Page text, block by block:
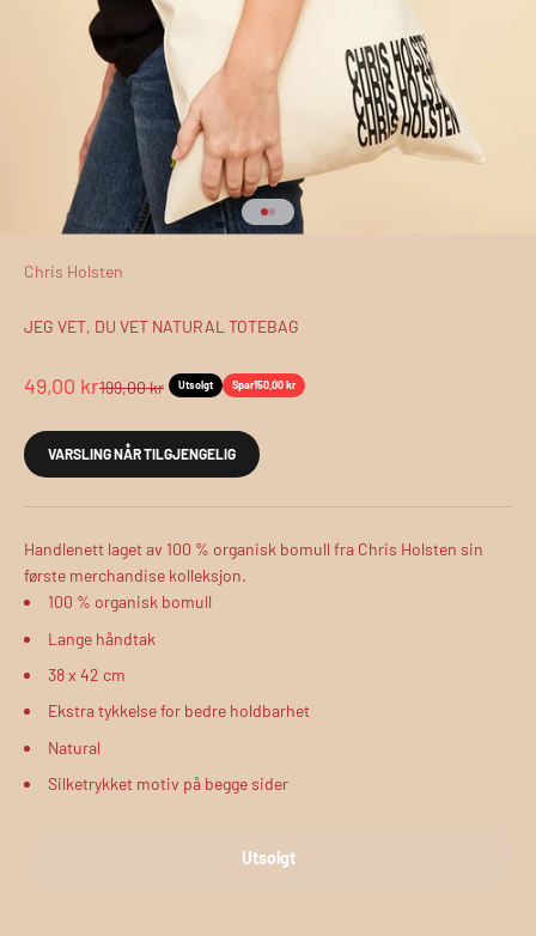
Gå til element 1
Gå til element 2
Chris Holsten
JEG VET, DU VET NATURAL TOTEBAG
Salgspris
49,00 krNormalpris
199,00 kr Utsolgt Spar150,00 kr
VARSLING NÅR TILGJENGELIG
Handlenett laget av 100 % organisk bomull fra Chris Holsten sin
første merchandise kolleksjon.
100 % organisk bomull
Lange håndtak
38 x 42 cm
Ekstra tykkelse for bedre holdbarhet
Natural
Silketrykket motiv på begge sider
Utsolgt